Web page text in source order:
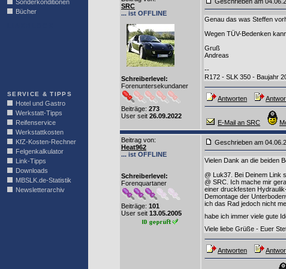
Sonderkonditionen
Bücher
SERVICE & TIPPS
Hotel und Gastro
Werkstatt-Tipps
Reifenservice
Werkstattkosten
KfZ-Kosten-Rechner
Felgenkalkulator
Link-Tipps
Downloads
MBSLK.de-Statistik
Newsletterarchiv
SRC
... ist OFFLINE
Schreiberlevel:
Forenuntersekundaner
Beiträge: 273
User seit 26.09.2022
Genau das was Steffen
Wegen TÜV-Bedenken
Gruß
Andreas
--
R172 - SLK 350 - Baujahr
Antworten
E-Mail an SRC
Beitrag von:
Heat962
... ist OFFLINE
Schreiberlevel:
Forenquartaner
Beiträge: 101
User seit 13.05.2005
Geschrieben am
Vielen Dank an die beiden
@ Luk37. Bei Deinem Link
@ SRC. Ich mache mir
einer druckfesten
Demontage der
ich das Rad jedoch nicht
habe ich immer viele gute
Viele liebe Grüße - Euer
Antworten